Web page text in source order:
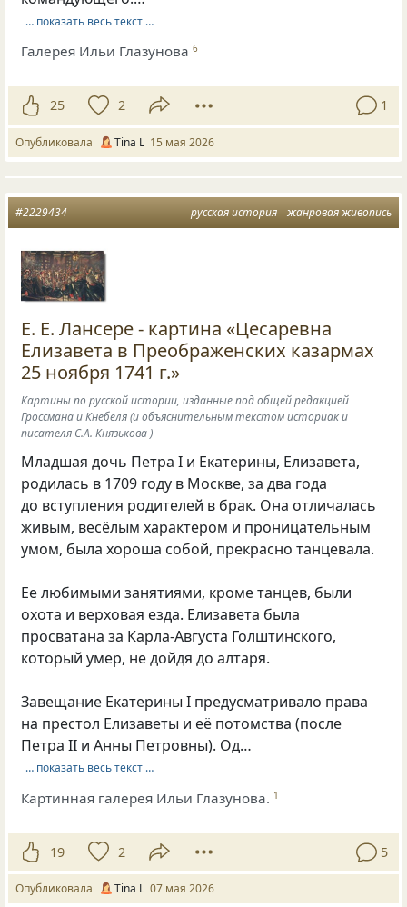
… показать весь текст …
Галерея Ильи Глазунова 6
25 2 1
Опубликовала Tina L 15 мая 2026
русская история жанровая живопись
#2229434
Е. Е. Лансере - картина «Цесаревна
Елизавета в Преображенских казармах
25 ноября 1741 г.»
Картины по русской истории, изданные под общей редакцией
Гроссмана и Кнебеля (и объяснительным текстом историак и
писателя С.А. Князькова )
Младшая дочь Петра I и Екатерины, Елизавета,
родилась в 1709 году в Москве, за два года
до вступления родителей в брак. Она отличалась
живым, весёлым характером и проницательным
умом, была хороша собой, прекрасно танцевала.
Ее любимыми занятиями, кроме танцев, были
охота и верховая езда. Елизавета была
просватана за Карла-Августа Голштинского,
который умер, не дойдя до алтаря.
Завещание Екатерины I предусматривало права
на престол Елизаветы и её потомства (после
Петра II и Анны Петровны). Од…
… показать весь текст …
Картинная галерея Ильи Глазунова. 1
19 2 5
Опубликовала Tina L 07 мая 2026